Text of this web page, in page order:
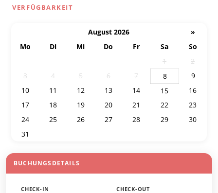
VERFÜGBARKEIT
August 2026
»
Mo
Di Mi Do Fr Sa
So
1
2
3
4 5 6 7 8
9
10
11 12 13 14 15
16
17
18 19 20 21 22
23
24
25 26 27 28 29
30
31
BUCHUNGSDETAILS
CHECK-IN CHECK-OUT